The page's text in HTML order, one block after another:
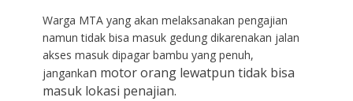
Warga MTA yang akan melaksanakan pengajian
namun tidak bisa masuk gedung dikarenakan jalan
akses masuk dipagar bambu yang penuh,
jangankan motor orang lewatpun tidak bisa
masuk lokasi penajian.